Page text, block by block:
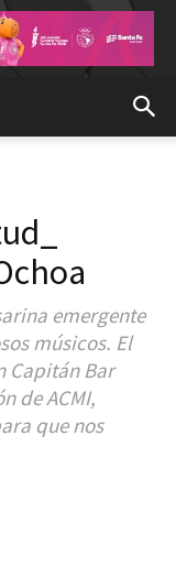
emergente
músicos. El
Capitán Bar
de ACMI,
que nos